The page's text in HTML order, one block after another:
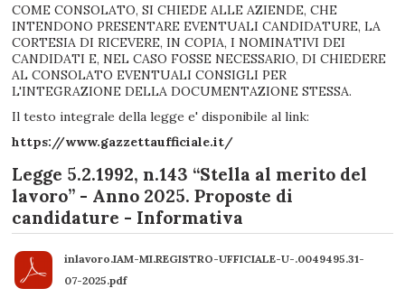
COME CONSOLATO, SI CHIEDE ALLE AZIENDE, CHE
INTENDONO PRESENTARE EVENTUALI CANDIDATURE, LA
CORTESIA DI RICEVERE, IN COPIA, I NOMINATIVI DEI
CANDIDATI E, NEL CASO FOSSE NECESSARIO, DI CHIEDERE
AL CONSOLATO EVENTUALI CONSIGLI PER
L'INTEGRAZIONE DELLA DOCUMENTAZIONE STESSA.
Il testo integrale della legge e' disponibile al link:
https://www.gazzettaufficiale.it/
Legge 5.2.1992, n.143 “Stella al merito del
lavoro” - Anno 2025. Proposte di
candidature - Informativa
inlavoro.IAM-MI.REGISTRO-UFFICIALE-U-.0049495.31-
07-2025.pdf